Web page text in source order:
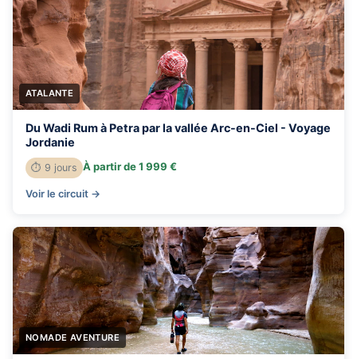
ATALANTE
Du Wadi Rum à Petra par la vallée Arc-en-Ciel - Voyage
Jordanie
⏱ 9 jours À partir de 1 999 €
Voir le circuit →
NOMADE AVENTURE